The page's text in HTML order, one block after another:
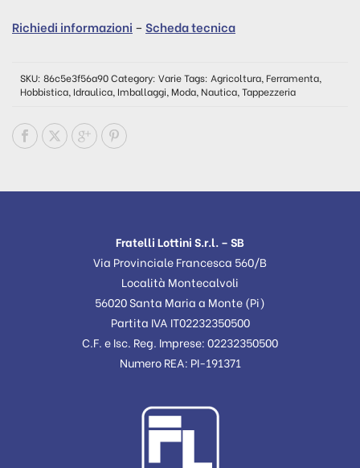
Richiedi informazioni – Scheda tecnica
SKU: 86c5e3f56a90Category: VarieTags: Agricoltura, Ferramenta,
Hobbistica, Idraulica, Imballaggi, Moda, Nautica, Tappezzeria
Fratelli Lottini S.r.l. – SB
Via Provinciale Francesca 560/B
Località Montecalvoli
56020 Santa Maria a Monte (Pi)
Partita IVA IT02232350500
C.F. e Isc. Reg. Imprese: 02232350500
Numero REA: PI-191371